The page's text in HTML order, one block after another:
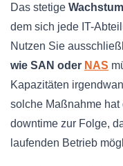
Das stetige
dem sich jede IT-
Nutzen Sie
wie SAN oder NAS
Kapazitäten
solche Maßnahme
downtime zur Folge,
laufenden Betrieb